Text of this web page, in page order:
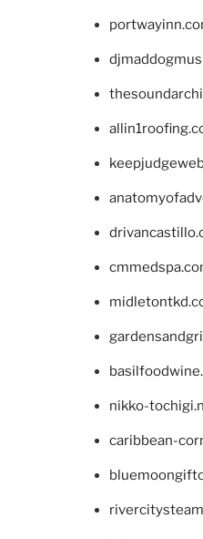
nikko-
caribbean-